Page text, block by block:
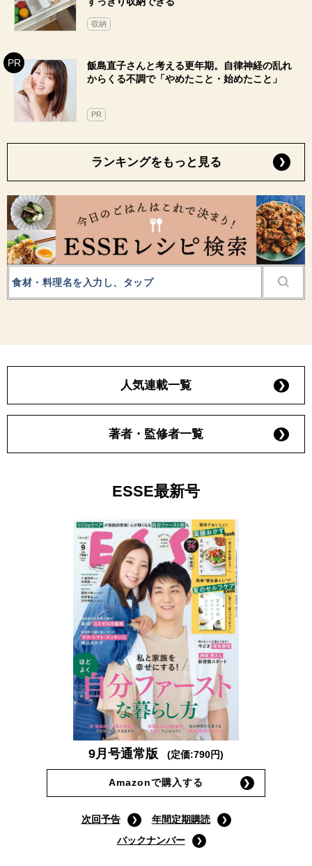
収納
飯島直子さんと考える更年期。自律神経の乱れ
からくる不調で「やめたこと・始めたこと」
PR
ランキングをもっと見る
人気連載一覧
著者・監修者一覧
ESSE最新号
9月号通常版 (定価:790円)
Amazonで購入する
次回予告
年間定期購読
バックナンバー